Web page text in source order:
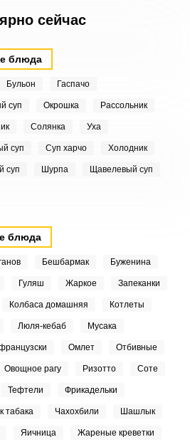
сейчас
блюда
Бульон Гаспачо
суп Окрошка Рассольник
Солянка Уха
суп Суп харчо Холодник
суп Шурпа Щавелевый суп
блюда
Бешбармак Буженина
Гуляш Жаркое Запеканки
Колбаса домашняя Котлеты
Люля-кебаб Мусака
Омлет Отбивные
Овощное рагу Ризотто Соте
Тефтели Фрикадельки
табака Чахохбили Шашлык
Яичница Жареные креветки